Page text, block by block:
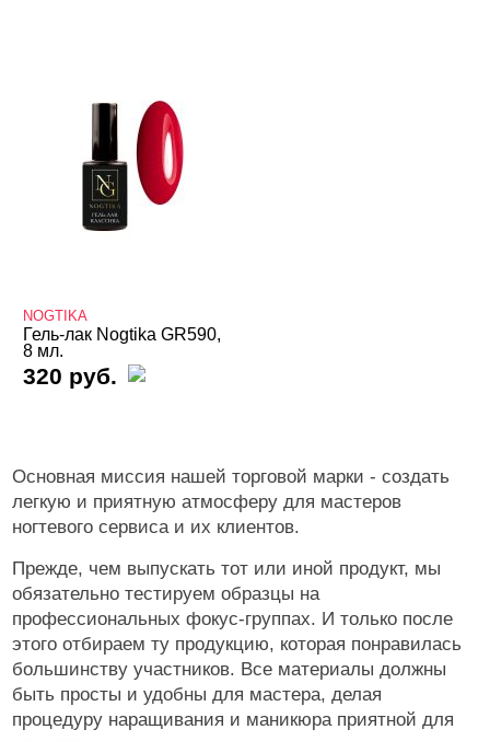
NOGTIKA
Гель-лак Nogtika GR590,
8 мл.
320 руб.
Основная миссия нашей торговой марки - создать
легкую и приятную атмосферу для мастеров
ногтевого сервиса и их клиентов.
Прежде, чем выпускать тот или иной продукт, мы
обязательно тестируем образцы на
профессиональных фокус-группах. И только после
этого отбираем ту продукцию, которая понравилась
большинству участников. Все материалы должны
быть просты и удобны для мастера, делая
процедуру наращивания и маникюра приятной для